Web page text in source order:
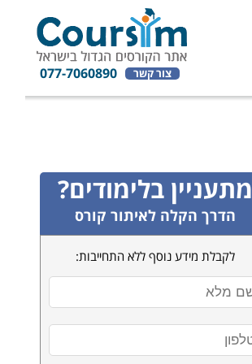
צור קשר 077-7060890
מתעניין בלימודים?
הדרך הקלה לאיתור קורס
לקבלת מידע נוסף ללא התחייבות: